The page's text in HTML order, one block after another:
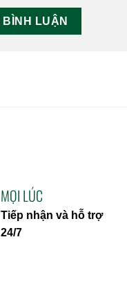
MỌI LÚC
Tiếp nhận và hỗ trợ
24/7